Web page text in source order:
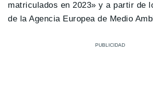
matriculados en 2023» y a partir de
de la Agencia Europea de Medio